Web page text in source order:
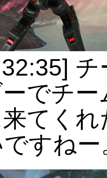
でチー
てく
すねー